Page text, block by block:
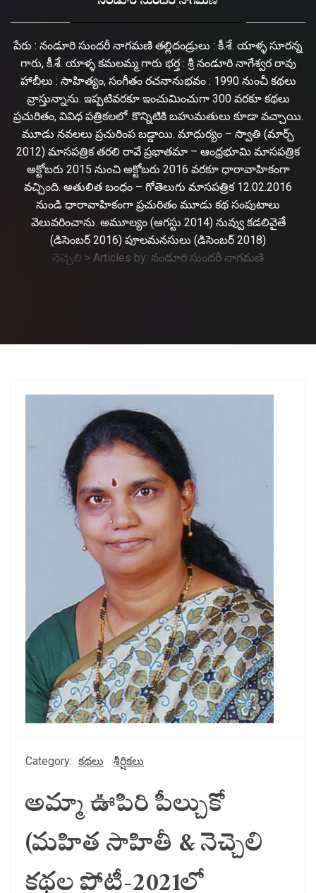
పేరు : నండూరి సుందరీ నాగమణి తల్లిదండ్రులు : కీ.శే. యాళ్ళ సూరన్న
గారు, కీ.శే. యాళ్ళ కమలమ్మ గారు భర్త : శ్రీ నండూరి నాగేశ్వర రావు
హాబీలు : సాహిత్యం, సంగీతం రచనానుభవం : 1990 నుంచీ కథలు
వ్రాస్తున్నాను. ఇప్పటివరకూ ఇంచుమించుగా 300 వరకూ కథలు
ప్రచురితం, వివిధ పత్రికలలో. కొన్నిటికి బహుమతులు కూడా వచ్చాయి.
మూడు నవలలు ప్రచురింప బడ్డాయి. మాధుర్యం – స్వాతి (మార్చ్
2012) మాసపత్రిక తరలి రావే ప్రభాతమా – ఆంధ్రభూమి మాసపత్రిక
అక్టోబరు 2015 నుంచి అక్టోబరు 2016 వరకూ ధారావాహికంగా
వచ్చింది. అతులిత బంధం – గోతెలుగు మాసపత్రిక 12.02.2016
నుండి ధారావాహికంగా ప్రచురితం మూడు కథ సంపుటాలు
వెలువరించాను. అమూల్యం (ఆగస్టు 2014) నువ్వు కడలివైతే
(డిసెంబర్ 2016) పూలమనసులు (డిసెంబర్ 2018)
నెచ్చెలి > Articles by: నండూరి సుందరీ నాగమణి
Category: కథలు శీర్షికలు
అమ్మా ఊపిరి పీల్చుకో
(మహిత సాహితీ & నెచ్చెలి